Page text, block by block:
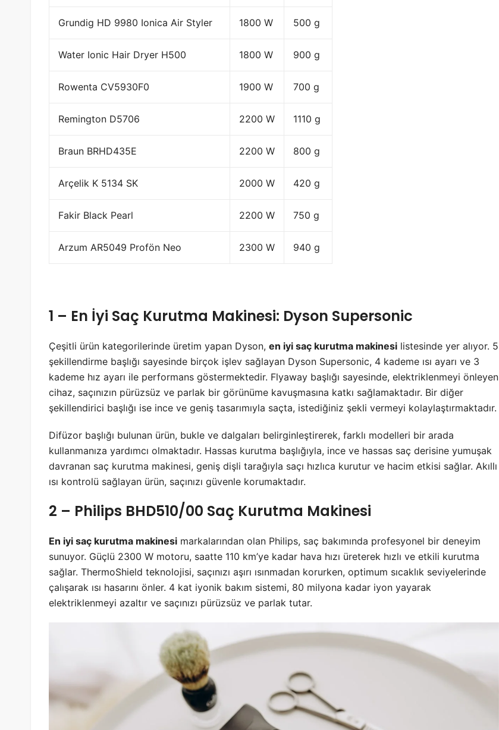
Grundig HD 9980 Ionica Air Styler 1800 W 500 g
Water Ionic Hair Dryer H500 1800 W 900 g
Rowenta CV5930F0 1900 W 700 g
Remington D5706 2200 W 1110 g
Braun BRHD435E 2200 W 800 g
Arçelik K 5134 SK 2000 W 420 g
Fakir Black Pearl 2200 W 750 g
Arzum AR5049 Profön Neo 2300 W 940 g
1 – En İyi Saç Kurutma Makinesi: Dyson Supersonic
Çeşitli ürün kategorilerinde üretim yapan Dyson, en iyi saç kurutma makinesi listesinde yer alıyor. 5
şekillendirme başlığı sayesinde birçok işlev sağlayan Dyson Supersonic, 4 kademe ısı ayarı ve 3
kademe hız ayarı ile performans göstermektedir. Flyaway başlığı sayesinde, elektriklenmeyi önleyen
cihaz, saçınızın pürüzsüz ve parlak bir görünüme kavuşmasına katkı sağlamaktadır. Bir diğer
şekillendirici başlığı ise ince ve geniş tasarımıyla saçta, istediğiniz şekli vermeyi kolaylaştırmaktadır.
Difüzor başlığı bulunan ürün, bukle ve dalgaları belirginleştirerek, farklı modelleri bir arada
kullanmanıza yardımcı olmaktadır. Hassas kurutma başlığıyla, ince ve hassas saç derisine yumuşak
davranan saç kurutma makinesi, geniş dişli tarağıyla saçı hızlıca kurutur ve hacim etkisi sağlar. Akıllı
ısı kontrolü sağlayan ürün, saçınızı güvenle korumaktadır.
2 – Philips BHD510/00 Saç Kurutma Makinesi
En iyi saç kurutma makinesi markalarından olan Philips, saç bakımında profesyonel bir deneyim
sunuyor. Güçlü 2300 W motoru, saatte 110 km’ye kadar hava hızı üreterek hızlı ve etkili kurutma
sağlar. ThermoShield teknolojisi, saçınızı aşırı ısınmadan korurken, optimum sıcaklık seviyelerinde
çalışarak ısı hasarını önler. 4 kat iyonik bakım sistemi, 80 milyona kadar iyon yayarak
elektriklenmeyi azaltır ve saçınızı pürüzsüz ve parlak tutar.